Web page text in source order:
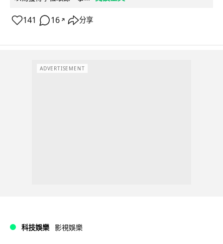
141 16 ↗ 分享
ADVERTISEMENT
科技娛樂 影視娛樂